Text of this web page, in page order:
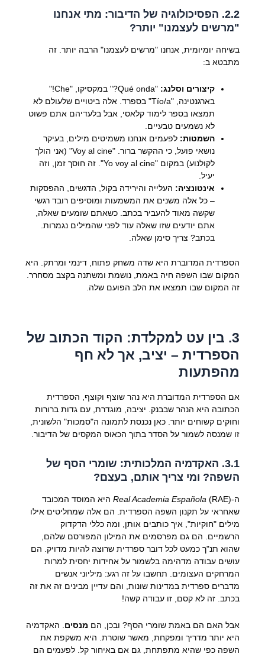
2.2. הפסיכולוגיה של הדיבור: מתי אנחנו
"מרשים לעצמנו" יותר?
בשיחה יומיומית, אנחנו "מרשים לעצמנו" הרבה יותר. זה
מתבטא ב:
קיצורים וסלנג:
"Qué onda?" במקסיקו, "Che!"
בארגנטינה, "Tío/a" בספרד. אלה ביטויים שלעולם לא
תמצאו בספר לימוד קלאסי, אבל בלעדיהם אתם פשוט
לא נשמעים טבעיים.
השמטות: לפעמים אנחנו משמיטים מילים, בעיקר
נושאי פועל, כי ההקשר ברור. "Voy al cine" (אני הולך
לקולנוע) במקום "Yo voy al cine". זה חוסך זמן, וזה
יעיל.
אינטונציה: העלייה והירידה בקול, הדגשים, ההפסקות
– כל אלה משנים את המשמעות ומוסיפים רובד רגשי
שקשה מאוד להעביר בכתב. כשאתם שומעים שאלה,
אתם יודעים שזו שאלה עוד לפני שהמילים נגמרות.
בכתב? צריך סימן שאלה.
הספרדית המדוברת היא שדה משחק פתוח, דינמי ומרתק. היא
המקום שבו השפה חיה באמת, נושמת ומשתנה בקצב מסחרר.
זה המקום שבו תמצאו את הלב הפועם שלה.
3. בין עט למקלדת: הקוד הכתוב של
הספרדית – יציב, אך לא חף
מהפתעות
אם הספרדית המדוברת היא נהר שוצף וקוצף, הספרדית
הכתובה היא הנהר שבבנק. יציבה, מוגדרת, עם גדות ברורות
וחוקים קשוחים יותר. כאן נכנסת לתמונה ה"סמכות" הלשונית,
זו שמנסה לשמור על הסדר בתוך הכאוס המקסים של הדיבור.
3.1. האקדמיה המלכותית: שומרי הסף של
השפה? ומי צריך אותם, בעצם?
ה- Real Academia Española(RAE) היא המוסד המכובד
שאחראי על תקנון השפה הספרדית. הם אלה שמחליטים אילו
מילים "חוקיות", איך כותבים אותן, ומה כללי הדקדוק
הרשמיים. הם גם מפרסמים את המילון המפורסם שלהם,
שהוא תנ"ך כמעט לכל דובר ספרדית שרוצה להיות מדויק. הם
עושים עבודה מדהימה בלשמור על אחידות יחסית למרות
המרחקים העצומים. תחשבו על זה רגע: מיליוני אנשים
מדברים ספרדית במדינות שונות, והם עדיין מבינים זה את זה
בכתב. זה לא קסם, זו עבודה קשה!
אבל האם הם באמת שומרי הסף? ובכן, הם מנסים . האקדמיה
היא יותר מדריך ומפקחת, מאשר שוטרת. היא משקפת את
השפה כפי שהיא מתפתחת, גם אם באיחור קל. לפעמים הם